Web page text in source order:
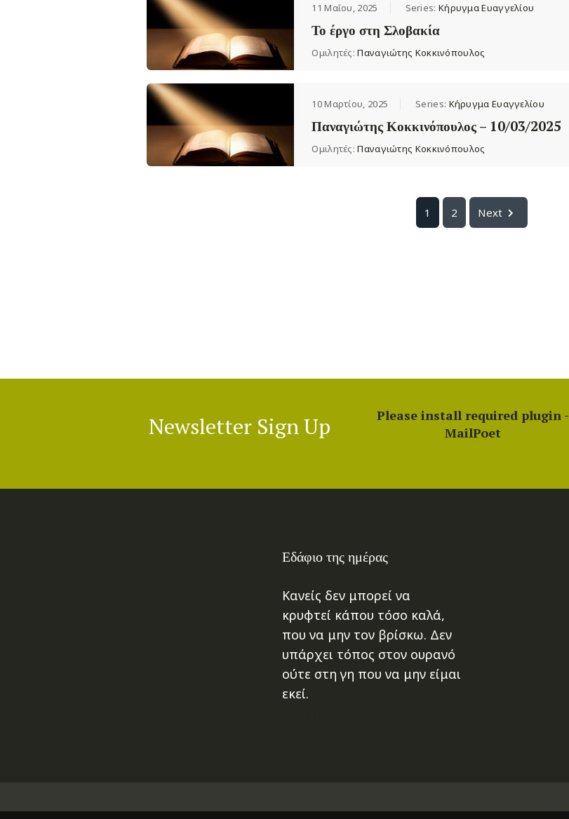
11 Μαΐου, 2025 Series: Κήρυγμα Ευαγγελίου
Το έργο στη Σλοβακία
Ομιλητές:Παναγιώτης Κοκκινόπουλος
10 Μαρτίου, 2025 Series: Κήρυγμα Ευαγγελίου
Παναγιώτης Κοκκινόπουλος – 10/03/2025
Ομιλητές:Παναγιώτης Κοκκινόπουλος
1 2 Next
Newsletter Sign Up
Please install required plugin -
MailPoet
Εδάφιο της ημέρας
Κανείς δεν μπορεί να
κρυφτεί κάπου τόσο καλά,
που να μην τον βρίσκω. Δεν
υπάρχει τόπος στον ουρανό
ούτε στη γη που να μην είμαι
εκεί.